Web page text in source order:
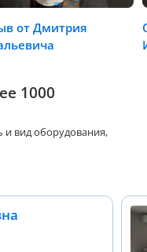
от Дмитрия
1000
вид оборудования,